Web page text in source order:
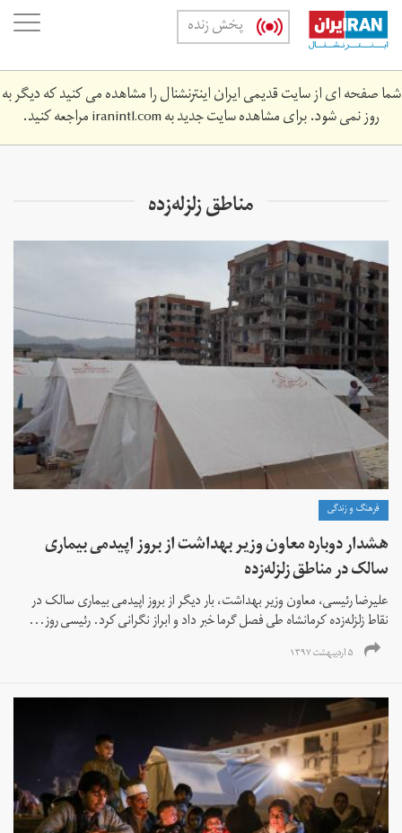
Skip
main
content
پخش زنده
شما صفحه ای از سایت قدیمی ایران اینترنشنال را مشاهده می کنید که دیگر به
روز نمی شود. برای مشاهده سایت جدید بهiranintl.comمراجعه کنید.
مناطق زلزله‌زده
فرهنگ و زندگی
هشدار دوباره معاون وزیر بهداشت از بروز اپیدمی بیماری
سالک در مناطق زلزله‌زده
علیرضا رئیسی، معاون وزیر بهداشت، بار دیگر از بروز اپیدمی بیماری سالک در
نقاط زلزله‌زده کرمانشاه طی فصل گرما خبر داد و ابراز نگرانی کرد. رئیسی روز...
۵ اردیبهشت ۱۳۹۷